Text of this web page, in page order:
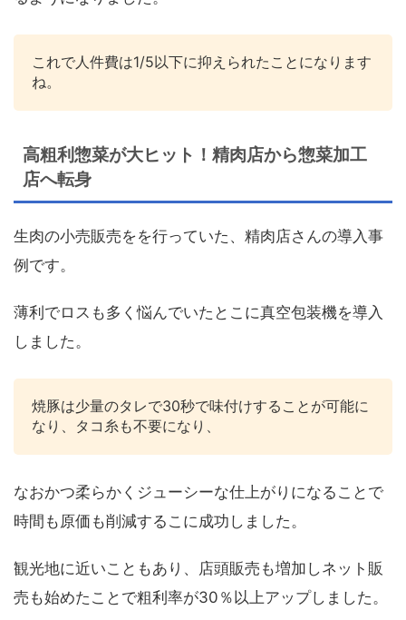
これで人件費は1/5以下に抑えられたことになります
ね。
高粗利惣菜が大ヒット！精肉店から惣菜加工
店へ転身
生肉の小売販売をを行っていた、精肉店さんの導入事
例です。
薄利でロスも多く悩んでいたとこに真空包装機を導入
しました。
焼豚は少量のタレで30秒で味付けすることが可能に
なり、タコ糸も不要になり、
なおかつ柔らかくジューシーな仕上がりになることで
時間も原価も削減するこに成功しました。
観光地に近いこともあり、店頭販売も増加しネット販
売も始めたことで粗利率が30％以上アップしました。